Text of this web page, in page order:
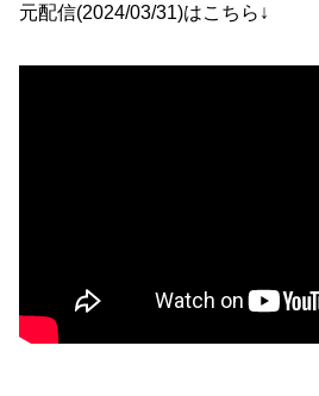
元配信(2024/03/31)はこちら↓